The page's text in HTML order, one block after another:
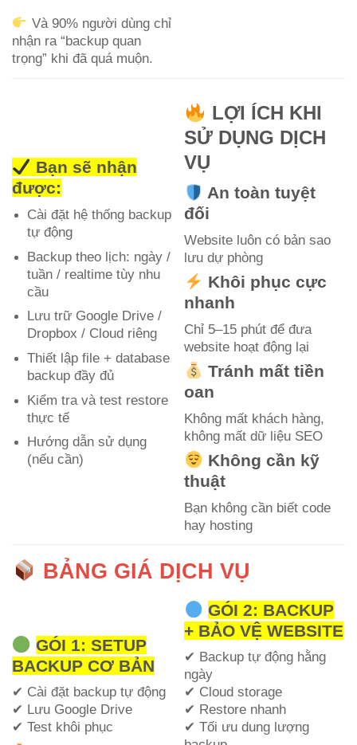
Và 90% người dùng chỉ
nhận ra “backup quan
trọng” khi đã quá muộn.
Bạn sẽ nhận
được:
Cài đặt hệ thống backup
tự động
Backup theo lịch: ngày /
tuần / realtime tùy nhu
cầu
Lưu trữ Google Drive /
Dropbox / Cloud riêng
Thiết lập file + database
backup đầy đủ
Kiểm tra và test restore
thực tế
Hướng dẫn sử dụng
(nếu cần)
LỢI ÍCH KHI
SỬ DỤNG DỊCH
VỤ
An toàn tuyệt
đối
Website luôn có bản sao
lưu dự phòng
Khôi phục cực
nhanh
Chỉ 5–15 phút để đưa
website hoạt động lại
Tránh mất tiền
oan
Không mất khách hàng,
không mất dữ liệu SEO
Không cần kỹ
thuật
Bạn không cần biết code
hay hosting
BẢNG GIÁ DỊCH VỤ
GÓI 1: SETUP
BACKUP CƠ BẢN
✔ Cài đặt backup tự động
✔ Lưu Google Drive
✔ Test khôi phục
GÓI 2: BACKUP
+ BẢO VỆ WEBSITE
✔ Backup tự động hằng
ngày
✔ Cloud storage
✔ Restore nhanh
✔ Tối ưu dung lượng